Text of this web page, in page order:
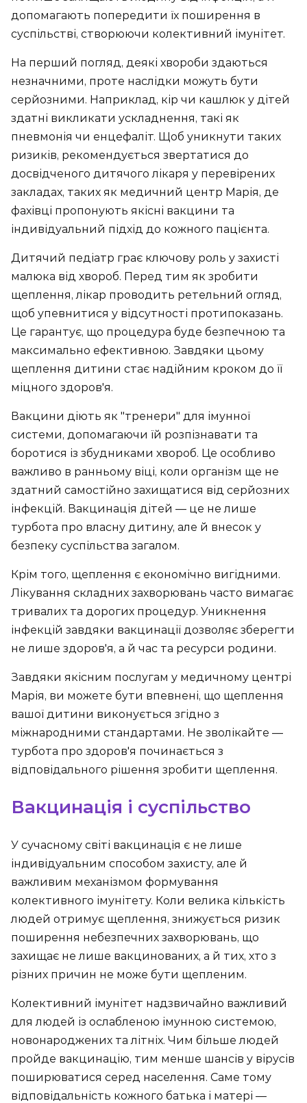
допомагають попередити їх поширення в
суспільстві, створюючи колективний імунітет.
На перший погляд, деякі хвороби здаються
незначними, проте наслідки можуть бути
серйозними. Наприклад, кір чи кашлюк у дітей
здатні викликати ускладнення, такі як
пневмонія чи енцефаліт. Щоб уникнути таких
ризиків, рекомендується звертатися до
досвідченого дитячого лікаря у перевірених
закладах, таких як медичний центр Марія, де
фахівці пропонують якісні вакцини та
індивідуальний підхід до кожного пацієнта.
Дитячий педіатр грає ключову роль у захисті
малюка від хвороб. Перед тим як зробити
щеплення, лікар проводить ретельний огляд,
щоб упевнитися у відсутності протипоказань.
Це гарантує, що процедура буде безпечною та
максимально ефективною. Завдяки цьому
щеплення дитини стає надійним кроком до її
міцного здоров'я.
Вакцини діють як "тренери" для імунної
системи, допомагаючи їй розпізнавати та
боротися із збудниками хвороб. Це особливо
важливо в ранньому віці, коли організм ще не
здатний самостійно захищатися від серйозних
інфекцій. Вакцинація дітей — це не лише
турбота про власну дитину, але й внесок у
безпеку суспільства загалом.
Крім того, щеплення є економічно вигідними.
Лікування складних захворювань часто вимагає
тривалих та дорогих процедур. Уникнення
інфекцій завдяки вакцинації дозволяє зберегти
не лише здоров'я, а й час та ресурси родини.
Завдяки якісним послугам у медичному центрі
Марія, ви можете бути впевнені, що щеплення
вашої дитини виконується згідно з
міжнародними стандартами. Не зволікайте —
турбота про здоров'я починається з
відповідального рішення зробити щеплення.
Вакцинація і суспільство
У сучасному світі вакцинація є не лише
індивідуальним способом захисту, але й
важливим механізмом формування
колективного імунітету. Коли велика кількість
людей отримує щеплення, знижується ризик
поширення небезпечних захворювань, що
захищає не лише вакцинованих, а й тих, хто з
різних причин не може бути щепленим.
Колективний імунітет надзвичайно важливий
для людей із ослабленою імунною системою,
новонароджених та літніх. Чим більше людей
пройде вакцинацію, тим менше шансів у вірусів
поширюватися серед населення. Саме тому
відповідальність кожного батька і матері —